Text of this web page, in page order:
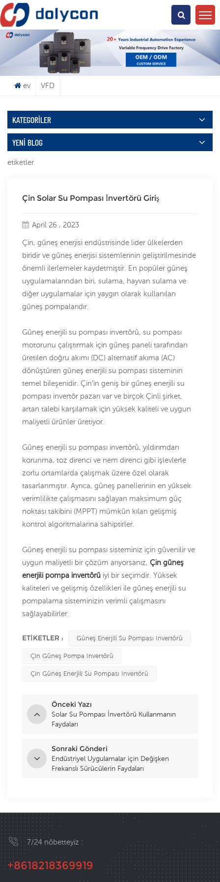
Ne Arıyorsun?
ev VFD
KATEGORILER
YENI BLOG
etiketler
Çin Solar Su Pompası İnvertörü Giriş
April 26 , 2023
Çin, güneş enerjisi endüstrisinde lider ülkelerden
biridir ve güneş enerjisi sistemlerinin geliştirilmesinde
önemli ilerlemeler kaydetmiştir. En popüler güneş
uygulamalarından biri, sulama, hayvan sulama ve
diğer uygulamalar için yaygın olarak kullanılan
güneş pompalarıdır.
Güneş enerjili su pompası invertörü, su pompası
motorunu çalıştırmak için güneş paneli tarafından
üretilen doğru akımı (DC) alternatif akıma (AC)
dönüştüren güneş enerjili su pompası sisteminin
temel bileşenidir. Çin'in geniş bir güneş enerjili su
pompası invertör pazarı var ve birçok Çinli şirket,
artan talebi karşılamak için yüksek kaliteli ve uygun
maliyetli ürünler üretiyor.
Güneş enerjili su pompası invertörü, yıldırımdan
korunma, toz direnci ve nem direnci gibi işlevlerle
zorlu ortamlarda çalışmak üzere özel olarak
tasarlanmıştır. Ayrıca, güneş panellerinin en yüksek
verimlilikte çalışmasını sağlayan maksimum güç
noktası takibini (MPPT) mümkün kılan gelişmiş
kontrol algoritmalarına sahiptirler.
Güneş enerjili su pompası sisteminiz için güvenilir ve
uygun maliyetli bir çözüm arıyorsanız, Çin güneş
enerjili pompa invertörü iyi bir seçimdir. Yüksek
kaliteleri ve gelişmiş özellikleri ile güneş enerjili su
pompalama sisteminizin verimli çalışmasını
sağlayabilirler.
ETIKETLER : Güneş Enerjili Su Pompası Invertörü
Çin Güneş Pompa Invertörü
Çin Güneş Enerjili Su Pompası Invertörü
Önceki Yazı
Solar Su Pompası İnvertörü Kullanmanın
Faydaları
Sonraki Gönderi
Endüstriyel Uygulamalar için Değişken
Frekanslı Sürücülerin Faydaları
7/24 nöbetteyiz :
+8618218369919